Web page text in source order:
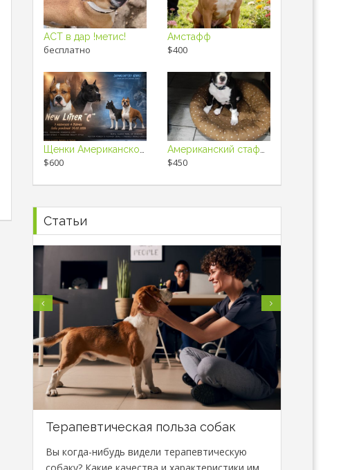
АСТ в дар !метис!
бесплатно
Амстафф
$400
$600 $450
Статьи
Терапевтическая польза собак
Вы когда-нибудь видели терапевтическую